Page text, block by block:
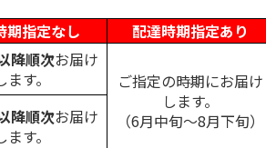
期指定なし
配達時期指定あり
降順次お届け
ます。
ご指定の時期にお届け
します。
（6月中旬～8月下旬）
降順次お届け
ます。